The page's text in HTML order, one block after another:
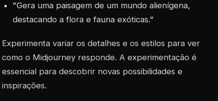
"Gera uma paisagem de um mundo alienígena,
destacando a flora e fauna exóticas."
Experimenta variar os detalhes e os estilos para ver
como o Midjourney responde. A experimentação é
essencial para descobrir novas possibilidades e
inspirações.